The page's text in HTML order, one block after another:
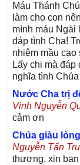
Máu Thánh
làm cho con
mình máu Ngài
đáp tình Cha!
nhiệm mầu
Lấy chi mà đáp
nghĩa tình
Nước Cha trị
Vinh Nguyễn
cảm ơn
Chúa giàu
Nguyễn Tấn
thương, xin